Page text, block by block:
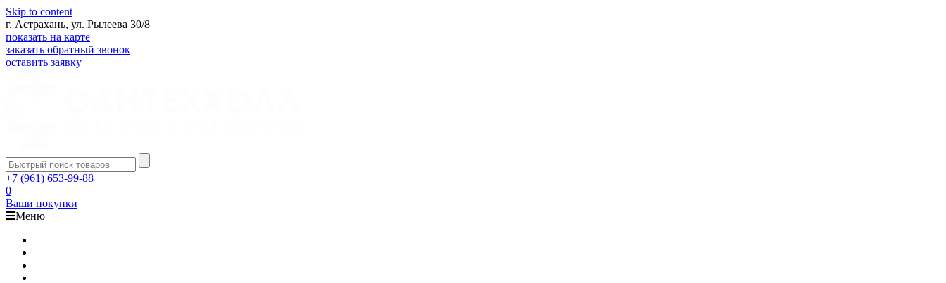
Skip to content
г. Астрахань, ул. Рылеева 30/8
показать на карте
заказать обратный звонок
оставить заявку
+7 (961) 653-99-88
0
Ваши покупки
Меню